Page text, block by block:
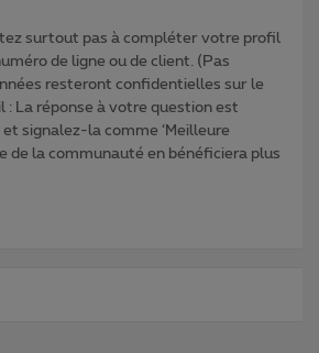
surtout pas à compléter votre profil
de ligne ou de client. (Pas
resteront confidentielles sur le
: La réponse à votre question est
et signalez-la comme ‘Meilleure
de la communauté en bénéficiera plus